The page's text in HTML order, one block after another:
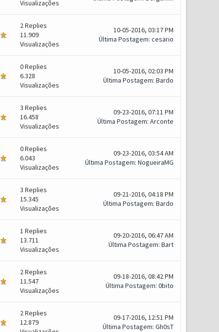
Visualizações
2Replies
11.909
Visualizações
10-05-2016, 03:17 PM
Última Postagem: cesario
0Replies
6.328
Visualizações
10-05-2016, 02:03 PM
Última Postagem: Bardo
3 Replies
16.458
Visualizações
09-23-2016, 07:11 PM
Última Postagem: Arconte
0Replies
6.043
Visualizações
09-23-2016, 03:54 AM
Última Postagem: NogueiraMG
3 Replies
15.345
Visualizações
09-21-2016, 04:18 PM
Última Postagem: Bardo
1 Replies
13.711
Visualizações
09-20-2016, 06:47 AM
Última Postagem: Bart
2Replies
11.547
Visualizações
09-18-2016, 08:42 PM
Última Postagem: 0bito
2Replies
12.879
09-17-2016, 12:51 PM
Última Postagem: Gh0sT